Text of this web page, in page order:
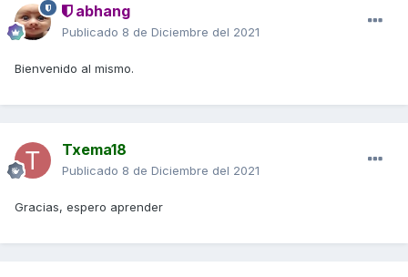
abhang
Publicado 8 de Diciembre del 2021
Bienvenido al mismo.
Txema18
Publicado 8 de Diciembre del 2021
Gracias, espero aprender